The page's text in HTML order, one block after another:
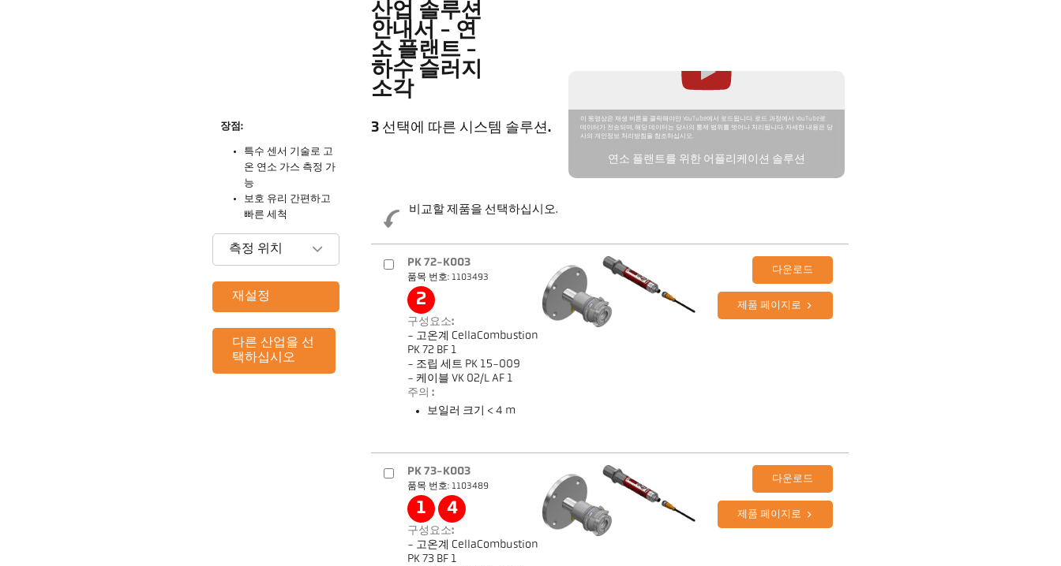
산업 솔루션
안내서 - 연
소 플랜트 -
하수 슬러지
소각
장점:
특수 센서 기술로 고
온 연소 가스 측정 가
능
보호 유리 간편하고
빠른 세척
측정 위치
재설정
다른 산업을 선
택하십시오
3 선택에 따른 시스템 솔루션.
이 동영상은 재생 버튼을 클릭해야만 YouTube에서 로드됩니다. 로드 과정에서 YouTube로
데이터가 전송되며, 해당 데이터는 당사의 통제 범위를 벗어나 처리됩니다. 자세한 내용은 당
사의 개인정보 처리방침을 참조하십시오.
연소 플랜트를 위한 어플리케이션 솔루션
비교할 제품을 선택하십시오.
PK 72-K003
품목 번호: 1103493
2
구성요소:
- 고온계 CellaCombustion
PK 72 BF 1
- 조립 세트 PK 15-009
- 케이블 VK 02/L AF 1
주의 :
보일러 크기 < 4 m
다운로드
제품 페이지로
PK 73-K003
품목 번호: 1103489
1 4
구성요소:
- 고온계 CellaCombustion
PK 73 BF 1
다운로드
제품 페이지로